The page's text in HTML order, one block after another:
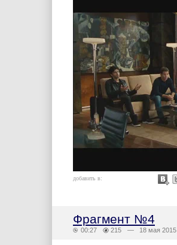
добавить в:
Фрагмент №4
00:27 215 — 18 мая 2015